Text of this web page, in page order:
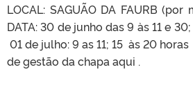
LOCAL: SAGUÃO DA FAURB
DATA: 30 de junho das 9 às 11
01 de julho: 9 as 11; 15 às 20
de gestão da chapa aqui .